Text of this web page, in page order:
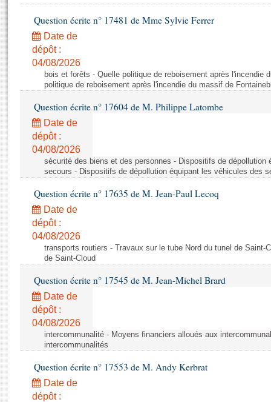
Projets de loi
Propositions de loi
Amendements
Textes adoptés
Rapports législatifs
Rapports sur l'application des lois
Baromètre de l’application des lois
Dossiers législatifs
Budget et sécurité sociale
Questions écrites et orales
Comptes rendus des débats
Histoire
Juniors
Anciennes législatures
Contacts et plan d'accès
Photos libres de droit
Question écrite n° 17481 de Mme Sylvie Ferrer
Date de
dépôt :
04/08/2026
bois et forêts - Quelle politique de reboisement après l'incendie
politique de reboisement après l'incendie du massif de
Question écrite n° 17604 de M. Philippe Latombe
Date de
dépôt :
04/08/2026
sécurité des biens et des personnes - Dispositifs de
secours - Dispositifs de dépollution équipant les véhicules des
Question écrite n° 17635 de M. Jean-Paul Lecoq
Date de
dépôt :
04/08/2026
transports routiers - Travaux sur le tube Nord du tunel de Saint-
de Saint-Cloud
Question écrite n° 17545 de M. Jean-Michel Brard
Date de
dépôt :
04/08/2026
intercommunalité - Moyens financiers alloués aux
intercommunalités
Question écrite n° 17553 de M. Andy Kerbrat
Date de
dépôt :